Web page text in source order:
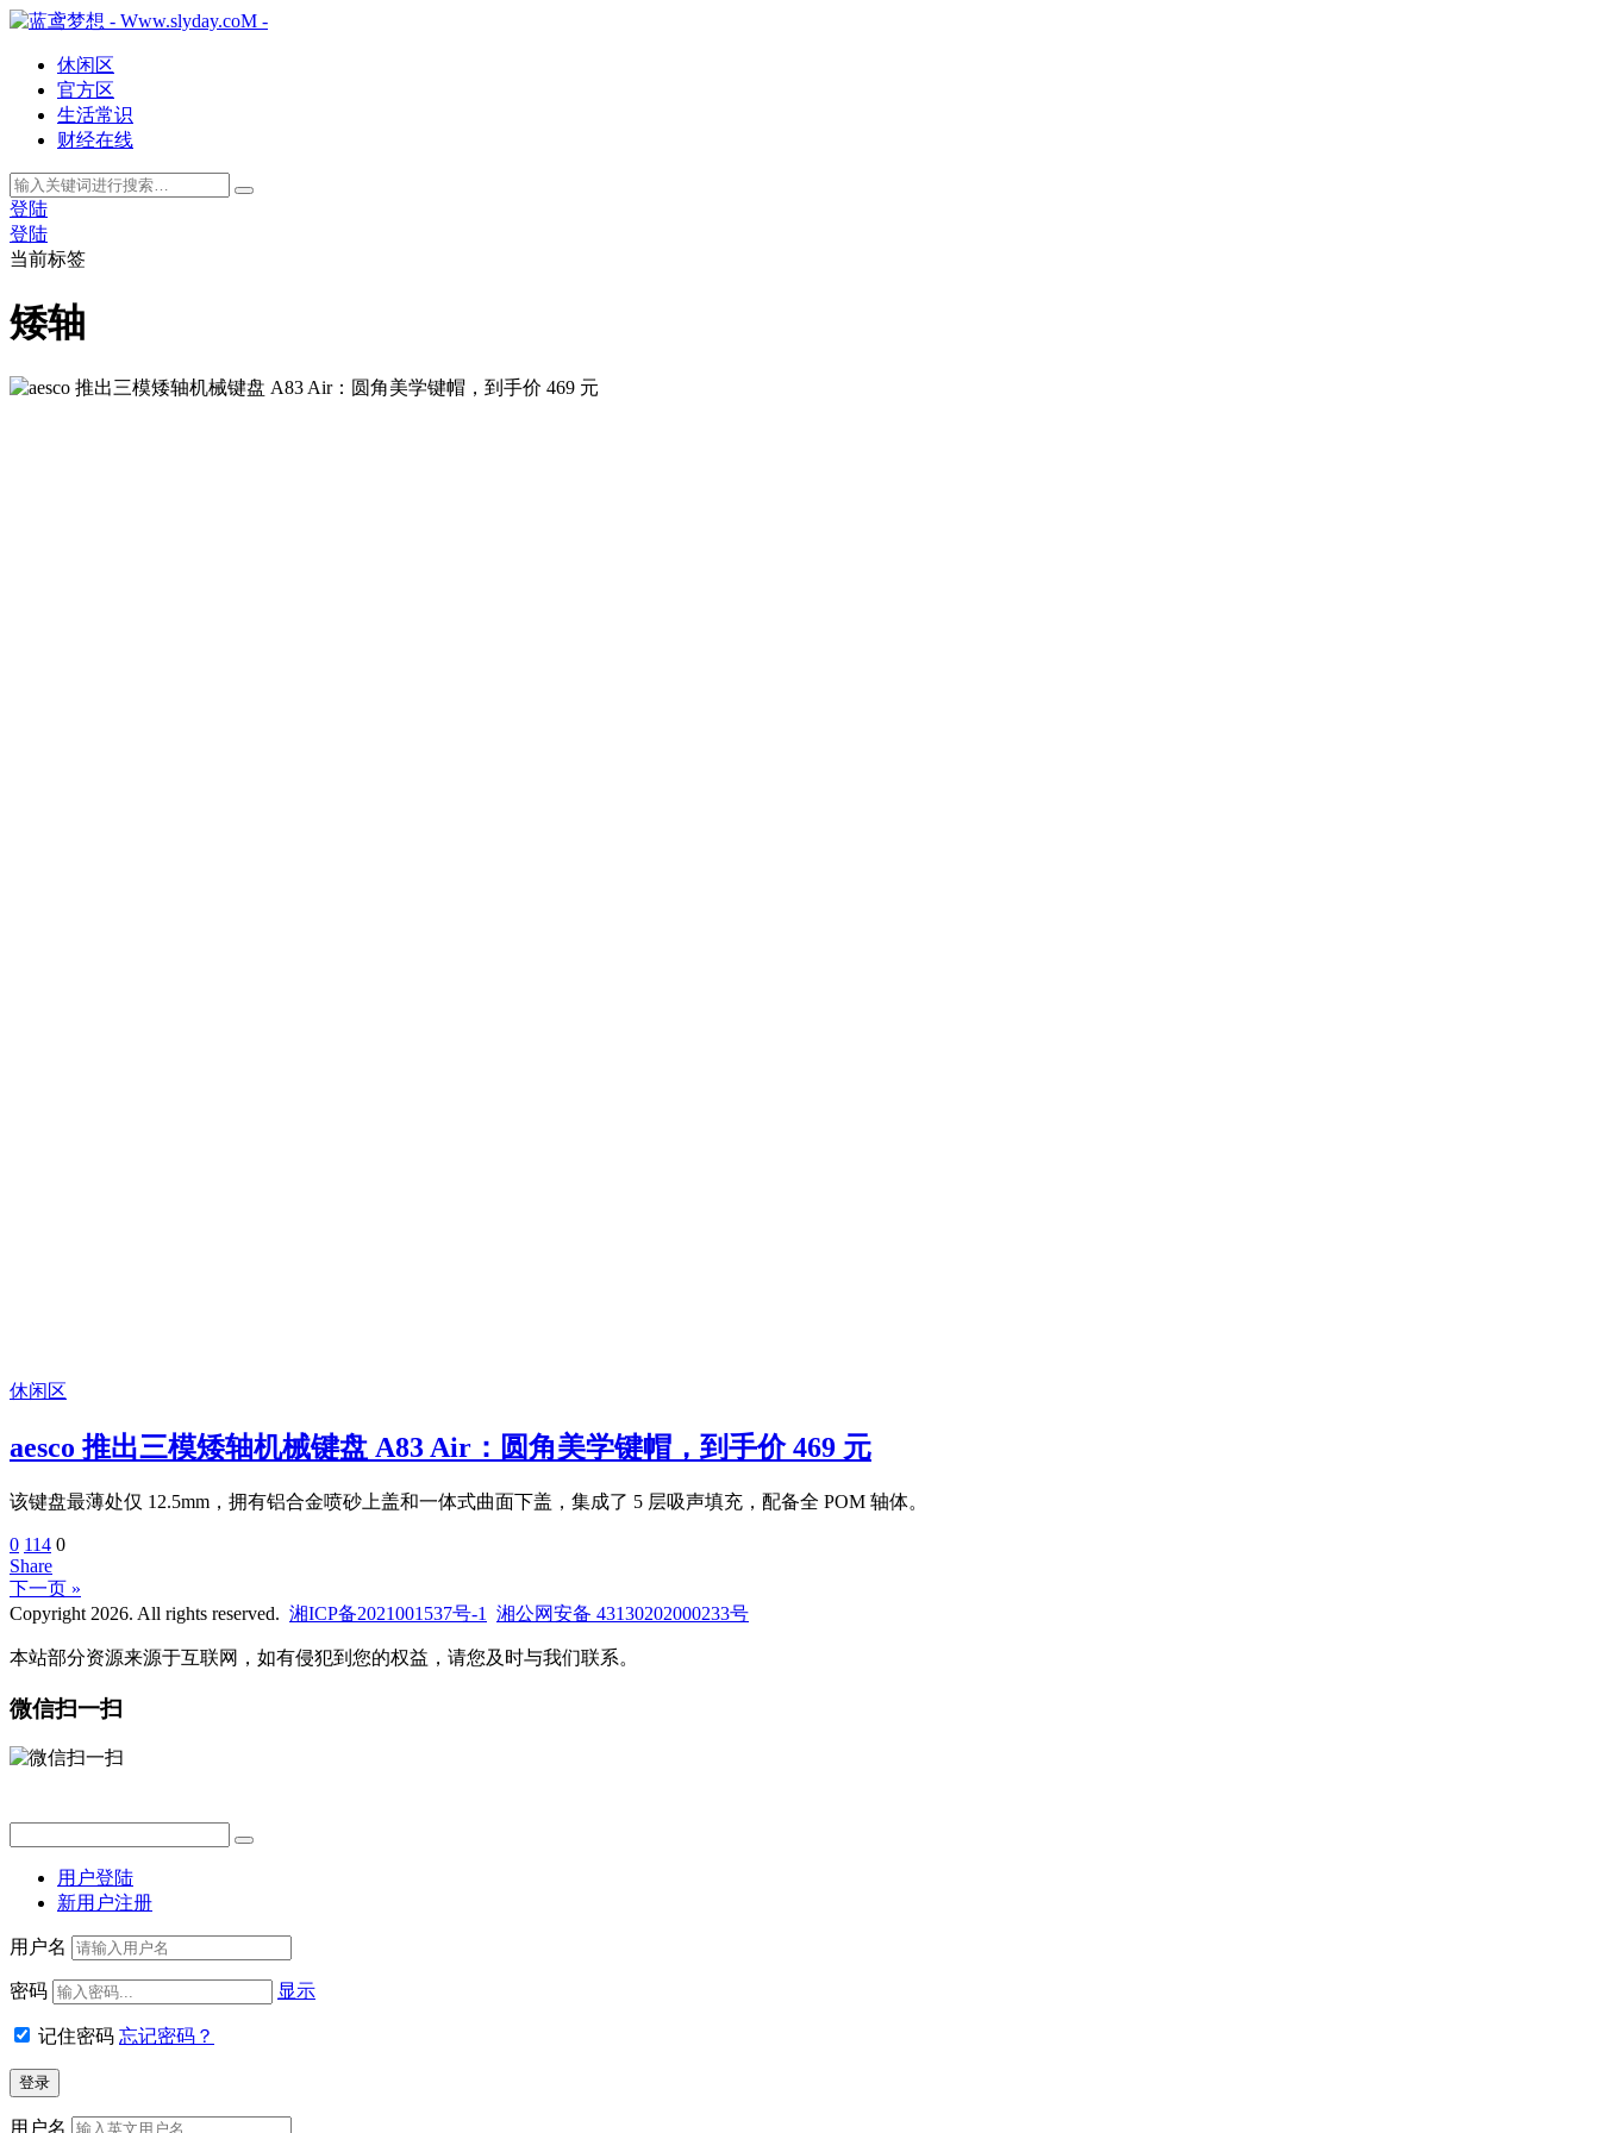
休闲区
官方区
生活常识
财经在线
登陆
登陆
当前标签
矮轴
休闲区
aesco 推出三模矮轴机械键盘 A83 Air：圆角美学键帽，到手价 469 元
该键盘最薄处仅 12.5mm，拥有铝合金喷砂上盖和一体式曲面下盖，集成了 5 层吸声填充，配备全 POM 轴体。
0 114 0
Share
下一页 »
Copyright 2026. All rights reserved. 湘ICP备2021001537号-1 湘公网安备 43130202000233号
本站部分资源来源于互联网，如有侵犯到您的权益，请您及时与我们联系。
微信扫一扫
用户登陆
新用户注册
用户名
密码 显示
记住密码 忘记密码？
用户名